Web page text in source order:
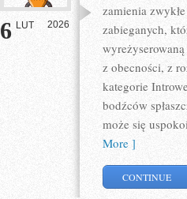
6 LUT 2026
zamienia
zabieganych,
z obecności, z
kategorie
bodźców
może się
More ]
CONTINUE